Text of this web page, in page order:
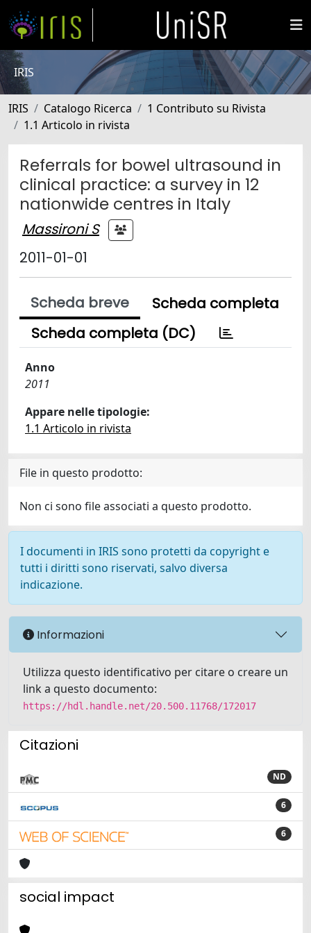
IRIS
IRIS Catalogo Ricerca
1 Contributo su Rivista
1.1 Articolo in rivista
Referrals for bowel ultrasound in
clinical practice: a survey in 12
nationwide centres in Italy
Massironi S
2011-01-01
Scheda breve
Scheda completa
Scheda completa (DC)
Anno
2011
Appare nelle tipologie:
1.1 Articolo in rivista
File in questo prodotto:
Non ci sono file associati a questo prodotto.
I documenti in IRIS sono protetti da copyright e
tutti i diritti sono riservati, salvo diversa
indicazione.
Informazioni
Utilizza questo identificativo per citare o creare un
link a questo documento:
https://hdl.handle.net/20.500.11768/172017
Citazioni
ND
6
6
social impact